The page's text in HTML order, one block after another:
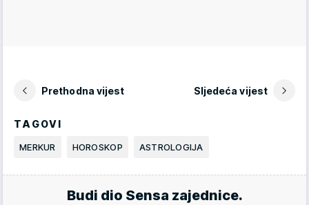
Prethodna vijest Sljedeća vijest
TAGOVI
MERKUR HOROSKOP ASTROLOGIJA
Budi dio Sensa zajednice.